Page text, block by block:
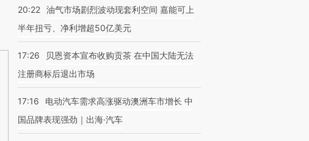
20:22 油气市场剧烈波动现套利空间 嘉能可上
半年扭亏、净利增超50亿美元
17:26
贝恩资本宣布收购贡茶 在中国大陆无法
注册商标后退出市场
17:16
电动汽车需求高涨驱动澳洲车市增长 中
国品牌表现强劲｜出海·汽车